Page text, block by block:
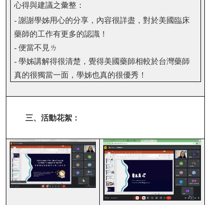
心得與建議之彙整：
-謝謝學姊用心的分享，內容很詳盡，對於美國臨床
藥師的工作有更多的認識！
-便當不見ㄌ
-學姊講解得很清楚，覺得美國藥師相較於台灣藥師
真的很獨當一面，學姊也真的很優秀！
三、活動花絮：